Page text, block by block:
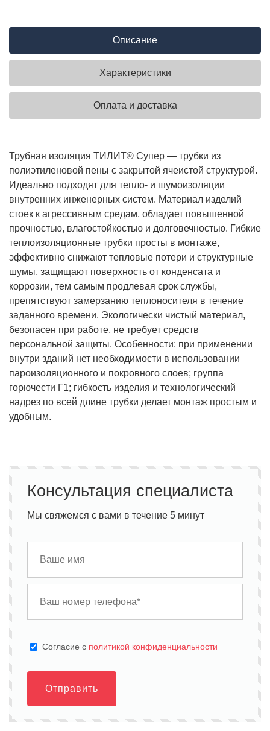
Описание
Характеристики
Оплата и доставка
Трубная изоляция ТИЛИТ® Супер — трубки из
полиэтиленовой пены с закрытой ячеистой структурой.
Идеально подходят для тепло- и шумоизоляции
внутренних инженерных систем. Материал изделий
стоек к агрессивным средам, обладает повышенной
прочностью, влагостойкостью и долговечностью. Гибкие
теплоизоляционные трубки просты в монтаже,
эффективно снижают тепловые потери и структурные
шумы, защищают поверхность от конденсата и
коррозии, тем самым продлевая срок службы,
препятствуют замерзанию теплоносителя в течение
заданного времени. Экологически чистый материал,
безопасен при работе, не требует средств
персональной защиты. Особенности: при применении
внутри зданий нет необходимости в использовании
пароизоляционного и покровного слоев; группа
горючести Г1; гибкость изделия и технологический
надрез по всей длине трубки делает монтаж простым и
удобным.
Консультация специалиста
Мы свяжемся с вами в течение 5 минут
Cогласие с политикой конфиденциальности
Отправить